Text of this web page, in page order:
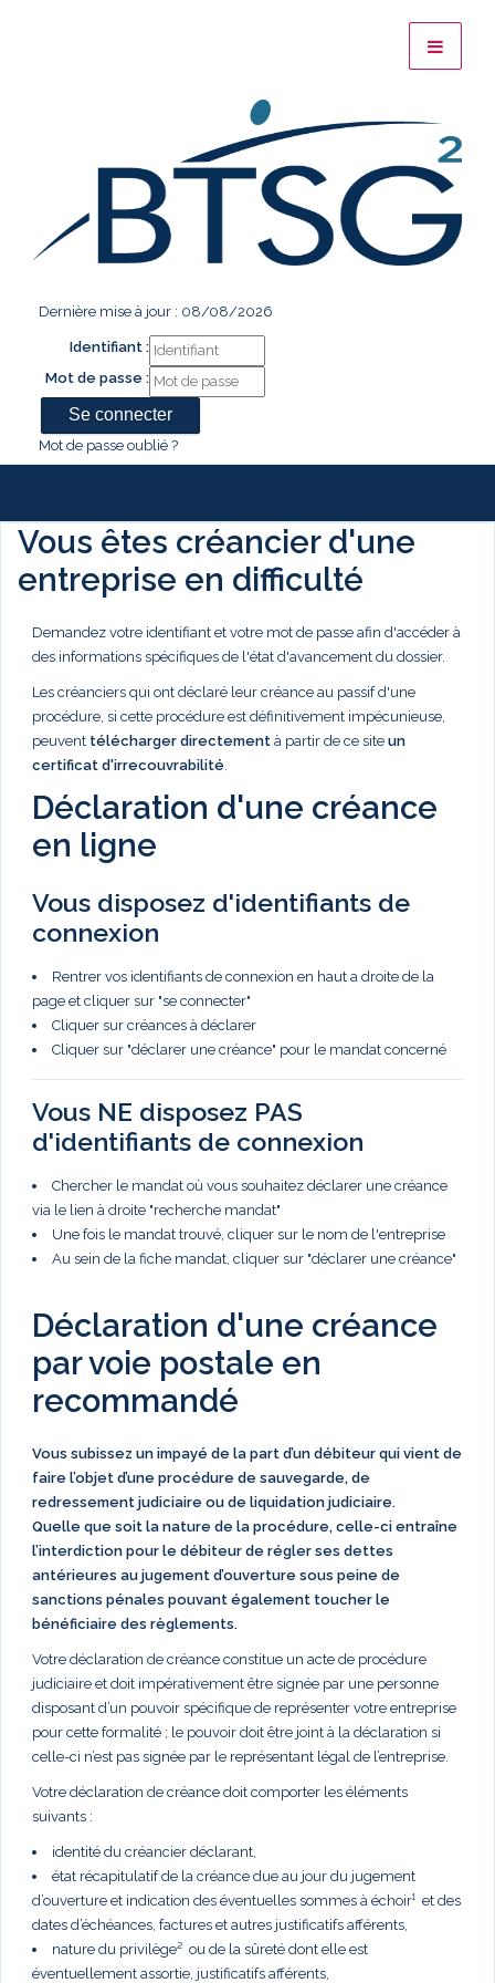
Dernière mise à jour : 08/08/2026
Identifiant :
Mot de passe :
Mot de passe oublié ?
Vous êtes créancier d'une
entreprise en difficulté
Demandez votre identifiant et votre mot de passe afin d'accéder à
des informations spécifiques de l'état d'avancement du dossier.
Les créanciers qui ont déclaré leur créance au passif d'une
procédure, si cette procédure est définitivement impécunieuse,
peuvent télécharger directement à partir de ce site un
certificat d'irrecouvrabilité.
Déclaration d'une créance
en ligne
Vous disposez d'identifiants de
connexion
Rentrer vos identifiants de connexion en haut a droite de la
page et cliquer sur "se connecter"
Cliquer sur créances à déclarer
Cliquer sur "déclarer une créance" pour le mandat concerné
Vous NE disposez PAS
d'identifiants de connexion
Chercher le mandat où vous souhaitez déclarer une créance
via le lien à droite "recherche mandat"
Une fois le mandat trouvé, cliquer sur le nom de l'entreprise
Au sein de la fiche mandat, cliquer sur "déclarer une créance"
Déclaration d'une créance
par voie postale en
recommandé
Vous subissez un impayé de la part d’un débiteur qui vient de
faire l’objet d’une procédure de sauvegarde, de
redressement judiciaire ou de liquidation judiciaire.
Quelle que soit la nature de la procédure, celle-ci entraîne
l’interdiction pour le débiteur de régler ses dettes
antérieures au jugement d’ouverture sous peine de
sanctions pénales pouvant également toucher le
bénéficiaire des règlements.
Votre déclaration de créance constitue un acte de procédure
judiciaire et doit impérativement être signée par une personne
disposant d’un pouvoir spécifique de représenter votre entreprise
pour cette formalité ; le pouvoir doit être joint à la déclaration si
celle-ci n’est pas signée par le représentant légal de l’entreprise.
Votre déclaration de créance doit comporter les éléments
suivants :
identité du créancier déclarant,
état récapitulatif de la créance due au jour du jugement
d’ouverture et indication des éventuelles sommes à échoir¹ et des
dates d’échéances, factures et autres justificatifs afférents,
nature du privilège² ou de la sûreté dont elle est
éventuellement assortie, justificatifs afférents,